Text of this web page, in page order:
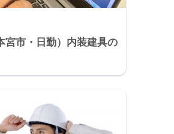
宮市・日勤）内装建具の